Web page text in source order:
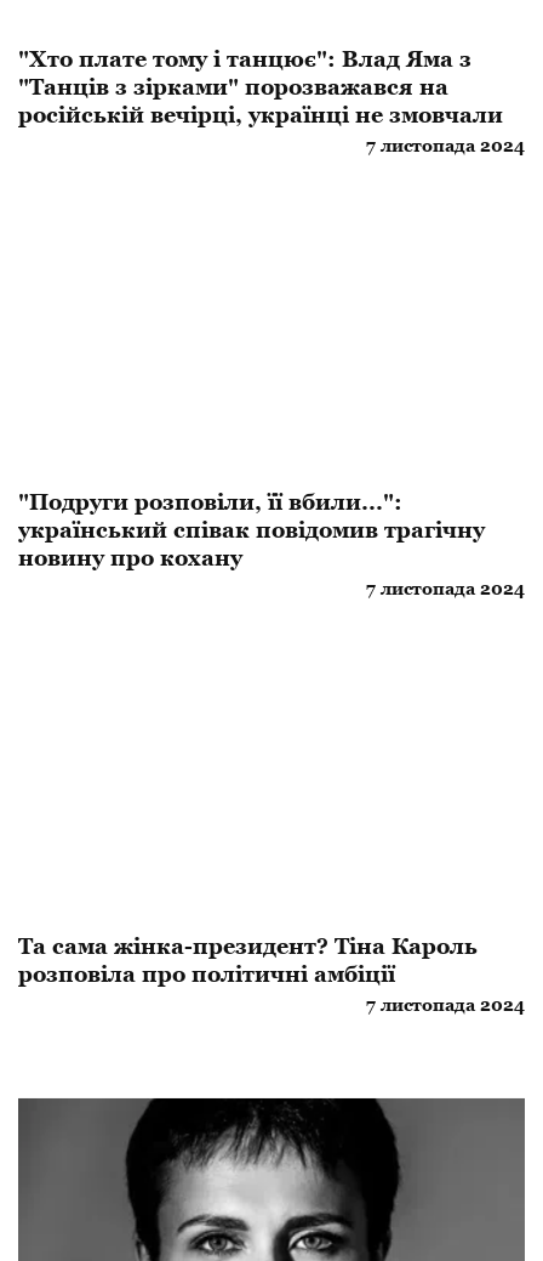
"Хто плате тому і танцює": Влад Яма з
"Танців з зірками" порозважався на
російській вечірці, українці не змовчали
7 листопада 2024
"Подруги розповіли, її вбили...":
український співак повідомив трагічну
новину про кохану
7 листопада 2024
Та сама жінка-президент? Тіна Кароль
розповіла про політичні амбіції
7 листопада 2024